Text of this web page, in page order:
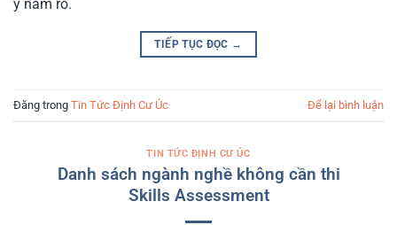
ý nắm rõ.
TIẾP TỤC ĐỌC →
Đăng trong Tin Tức Định Cư Úc Để lại bình luận
TIN TỨC ĐỊNH CƯ ÚC
Danh sách ngành nghề không cần thi
Skills Assessment